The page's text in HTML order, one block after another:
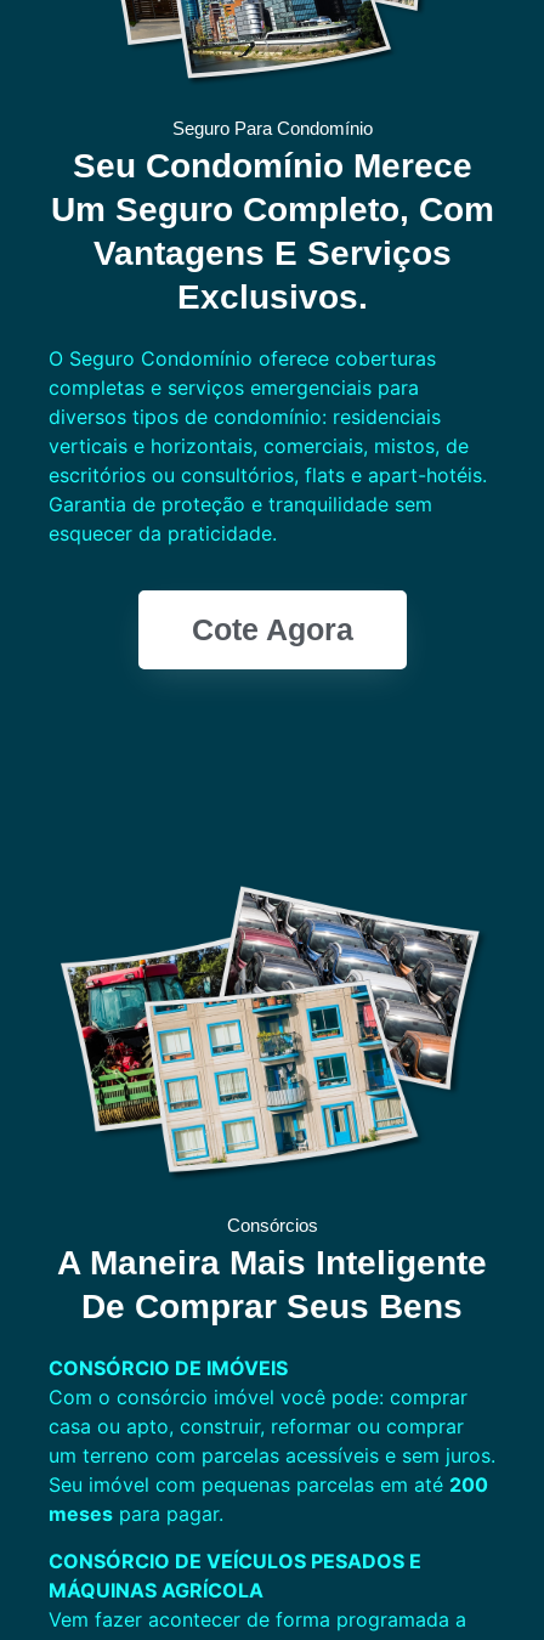
Seguro Para Condomínio
Seu Condomínio Merece
Um Seguro Completo, Com
Vantagens E Serviços
Exclusivos.
O Seguro Condomínio oferece coberturas
completas e serviços emergenciais para
diversos tipos de condomínio: residenciais
verticais e horizontais, comerciais, mistos, de
escritórios ou consultórios, flats e apart-hotéis.
Garantia de proteção e tranquilidade sem
esquecer da praticidade.
Cote Agora
Consórcios
A Maneira Mais Inteligente
De Comprar Seus Bens
CONSÓRCIO DE IMÓVEIS
Com o consórcio imóvel você pode: comprar
casa ou apto, construir, reformar ou comprar
um terreno com parcelas acessíveis e sem juros.
Seu imóvel com pequenas parcelas em até 200
meses para pagar.
CONSÓRCIO DE VEÍCULOS PESADOS E
MÁQUINAS AGRÍCOLA
Vem fazer acontecer de forma programada a